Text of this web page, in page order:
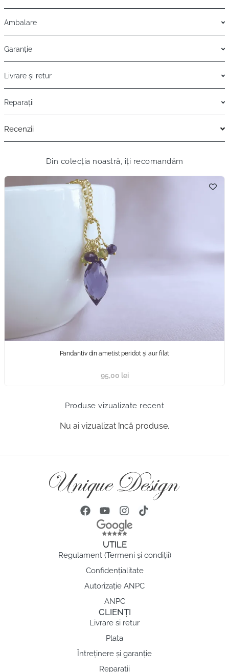
Ambalare
Garanție
Livrare și retur
Reparații
Recenzii
Din colecția noastră, îți recomandăm
Pandantiv din ametist peridot și aur filat
95,00 lei
Produse vizualizate recent
Nu ai vizualizat încă produse.
UTILE
Regulament (Termeni și condiții)
Confidențialitate
Autorizație ANPC
ANPC
CLIENȚI
Livrare si retur
Plata
Întreținere și garanție
Reparații